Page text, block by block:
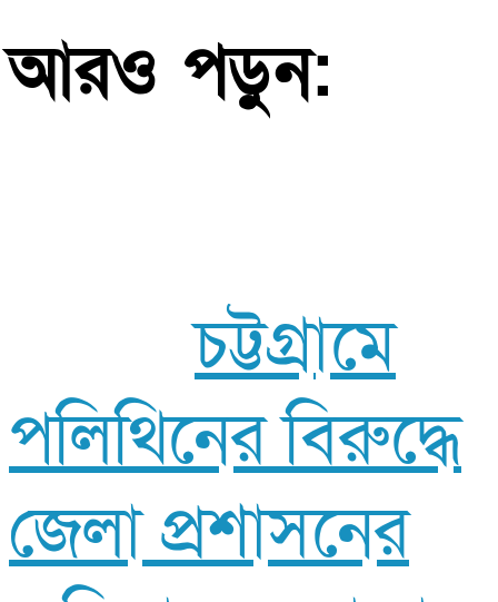
আরও পড়ুন:
চট্টগ্রামে
পলিথিনের বিরুদ্ধে
জেলা প্রশাসনের